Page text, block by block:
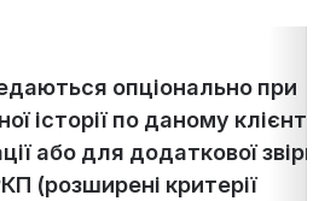
опціонально при
історії по даному клієнту
або для додаткової
(розширені критерії